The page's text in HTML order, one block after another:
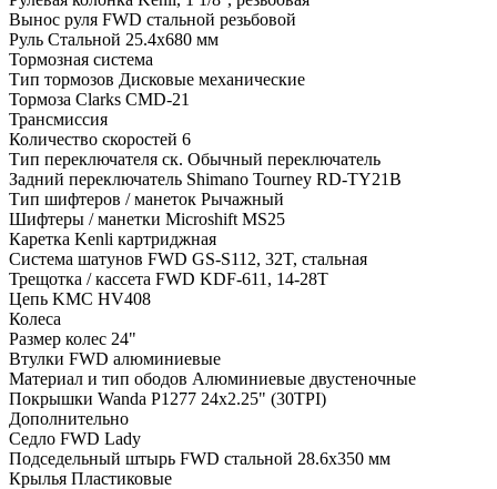
Вынос руля FWD стальной резьбовой
Руль Стальной 25.4х680 мм
Тормозная система
Тип тормозов Дисковые механические
Тормоза Clarks CMD-21
Трансмиссия
Количество скоростей 6
Тип переключателя ск. Обычный переключатель
Задний переключатель Shimano Tourney RD-TY21B
Тип шифтеров / манеток Рычажный
Шифтеры / манетки Microshift MS25
Каретка Kenli картриджная
Система шатунов FWD GS-S112, 32T, стальная
Трещотка / кассета FWD KDF-611, 14-28T
Цепь KMC HV408
Колеса
Размер колес 24"
Втулки FWD алюминиевые
Материал и тип ободов Алюминиевые двустеночные
Покрышки Wanda P1277 24x2.25" (30TPI)
Дополнительно
Седло FWD Lady
Подседельный штырь FWD стальной 28.6x350 мм
Крылья Пластиковые